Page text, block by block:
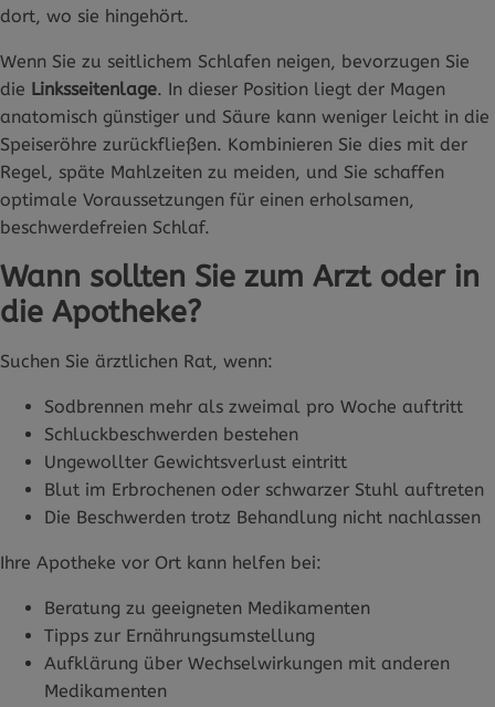
dort, wo sie hingehört.
Wenn Sie zu seitlichem Schlafen neigen, bevorzugen Sie
die Linksseitenlage. In dieser Position liegt der Magen
anatomisch günstiger und Säure kann weniger leicht in die
Speiseröhre zurückfließen. Kombinieren Sie dies mit der
Regel, späte Mahlzeiten zu meiden, und Sie schaffen
optimale Voraussetzungen für einen erholsamen,
beschwerdefreien Schlaf.
Wann sollten Sie zum Arzt oder in
die Apotheke?
Suchen Sie ärztlichen Rat, wenn:
Sodbrennen mehr als zweimal pro Woche auftritt
Schluckbeschwerden bestehen
Ungewollter Gewichtsverlust eintritt
Blut im Erbrochenen oder schwarzer Stuhl auftreten
Die Beschwerden trotz Behandlung nicht nachlassen
Ihre Apotheke vor Ort kann helfen bei:
Beratung zu geeigneten Medikamenten
Tipps zur Ernährungsumstellung
Aufklärung über Wechselwirkungen mit anderen
Medikamenten